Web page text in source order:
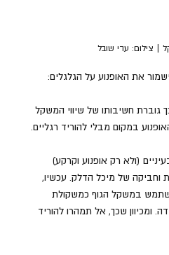
| צילום: עדי שובל
את האופנוע על הגלגלים:
גוברת חשיבותו של שיווי המשקל
במקום מבלי להוריד רגליים.
(ולא רק אופנוע וקרקע)
וחביקה של מיכל הדלק. עכשיו,
במשקל הגוף כמשקולת
ומכיוון שכך, אל תמהרו להוריד